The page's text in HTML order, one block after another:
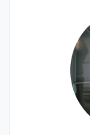
livslängd, där du